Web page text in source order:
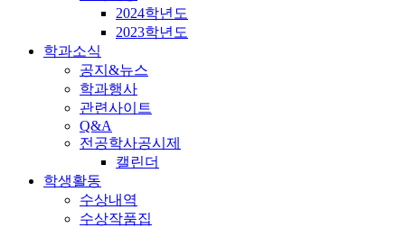
2024학년도
2023학년도
학과소식
공지&뉴스
학과행사
관련사이트
Q&A
전공학사공시제
캘린더
학생활동
수상내역
수상작품집